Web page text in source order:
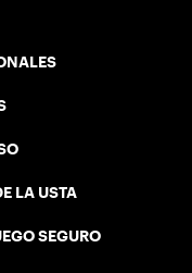
LA USTA
SEGURO